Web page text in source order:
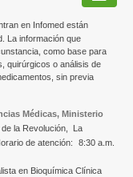
en Infomed están
La información que
como base para
quirúrgicos o análisis de
sin previa
Médicas, Ministerio
la Revolución,
La
de atención:
8:30 a.m.
en Bioquímica Clínica